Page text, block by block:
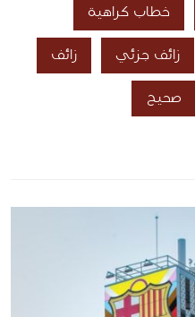
خطاب كراهية
زائف جزئي زائف
صحيح